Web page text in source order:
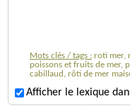
Mots clés / tags : roti mer,
poissons et fruits de mer,
cabillaud, rôti de mer
Afficher le lexique